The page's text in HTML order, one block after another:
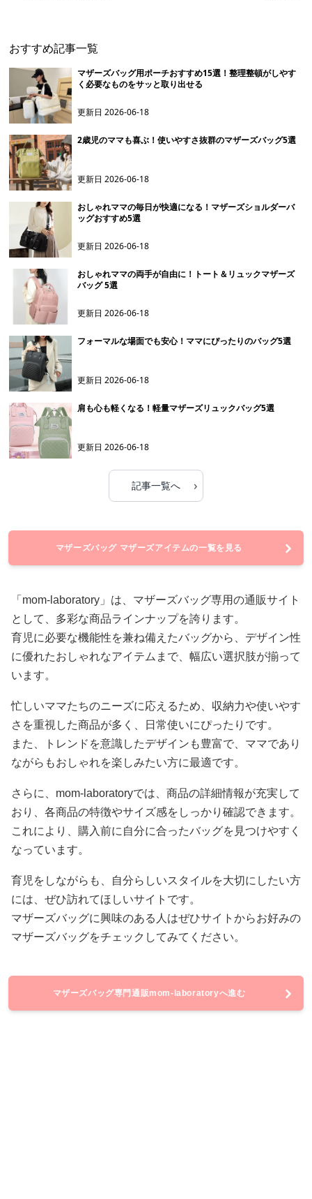
おすすめ記事一覧
マザーズバッグ用ポーチおすすめ15選！整理整頓がしやす
く必要なものをサッと取り出せる
更新日2026-06-18
2歳児のママも喜ぶ！使いやすさ抜群のマザーズバッグ5選
更新日2026-06-18
おしゃれママの毎日が快適になる！マザーズショルダーバ
ッグおすすめ5選
更新日2026-06-18
おしゃれママの両手が自由に！トート＆リュックマザーズ
バッグ 5選
更新日2026-06-18
フォーマルな場面でも安心！ママにぴったりのバッグ5選
更新日2026-06-18
肩も心も軽くなる！軽量マザーズリュックバッグ5選
更新日2026-06-18
記事一覧へ ›
マザーズバッグ マザーズアイテムの一覧を見る
「mom-laboratory」は、マザーズバッグ専用の通販サイト
として、多彩な商品ラインナップを誇ります。
育児に必要な機能性を兼ね備えたバッグから、デザイン性
に優れたおしゃれなアイテムまで、幅広い選択肢が揃って
います。
忙しいママたちのニーズに応えるため、収納力や使いやす
さを重視した商品が多く、日常使いにぴったりです。
また、トレンドを意識したデザインも豊富で、ママであり
ながらもおしゃれを楽しみたい方に最適です。
さらに、mom-laboratoryでは、商品の詳細情報が充実して
おり、各商品の特徴やサイズ感をしっかり確認できます。
これにより、購入前に自分に合ったバッグを見つけやすく
なっています。
育児をしながらも、自分らしいスタイルを大切にしたい方
には、ぜひ訪れてほしいサイトです。
マザーズバッグに興味のある人はぜひサイトからお好みの
マザーズバッグをチェックしてみてください。
マザーズバッグ専門通販mom-laboratoryへ進む